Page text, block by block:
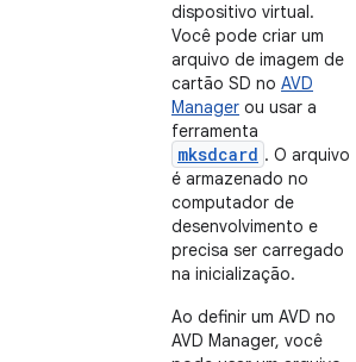
dispositivo virtual.
Você pode criar um
arquivo de imagem de
cartão SD no AVD
Manager ou usar a
ferramenta
mksdcard . O arquivo
é armazenado no
computador de
desenvolvimento e
precisa ser carregado
na inicialização.
Ao definir um AVD no
AVD Manager, você